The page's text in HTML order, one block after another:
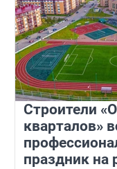
Строители
кварталов»
праздник на